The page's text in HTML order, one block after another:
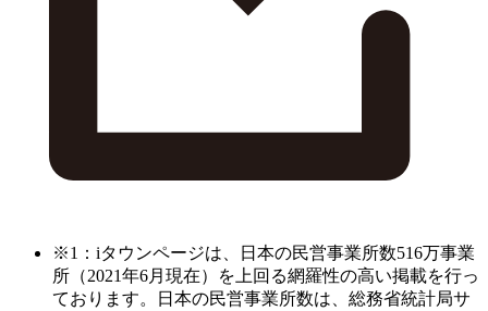
※1：iタウンページは、日本の民営事業所数516万事業
所（2021年6月現在）を上回る網羅性の高い掲載を行っ
ております。日本の民営事業所数は、総務省統計局サ